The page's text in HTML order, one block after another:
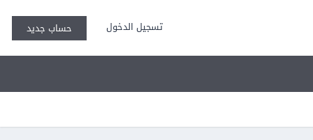
تسجيل الدخول حساب جديد